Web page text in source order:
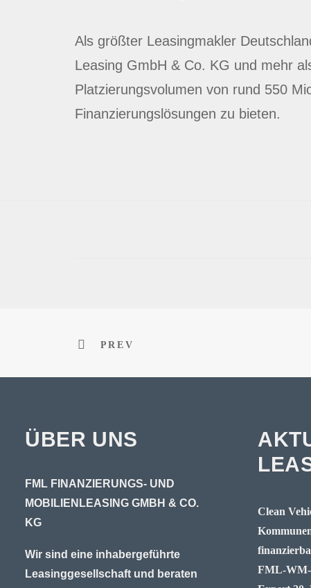
Als größter Leasingmakler
Leasing GmbH & Co. KG und mehr
Platzierungsvolumen von rund 550
Finanzierungslösungen zu bieten.
PREV
ÜBER UNS
FML FINANZIERUNGS- UND
MOBILIENLEASING GMBH & CO.
KG
Wir sind eine inhabergeführte
Leasinggesellschaft und beraten
Clean
FML-WM-